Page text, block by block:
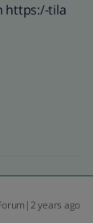
https:/-tila
years ago